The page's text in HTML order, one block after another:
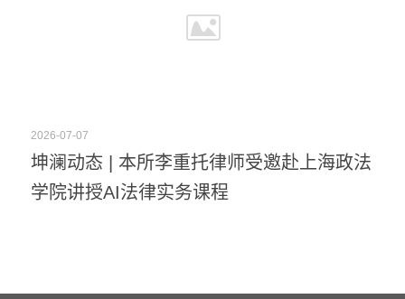
2026-07-07
坤澜动态 | 本所李重托律师受邀赴上海政法
学院讲授AI法律实务课程